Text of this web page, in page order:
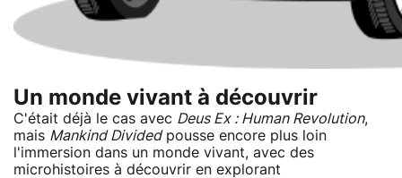
Un monde vivant à découvrir
C'était déjà le cas avec Deus Ex : Human Revolution,
mais Mankind Dividedpousse encore plus loin
l'immersion dans un monde vivant, avec des
microhistoires à découvrir en explorant